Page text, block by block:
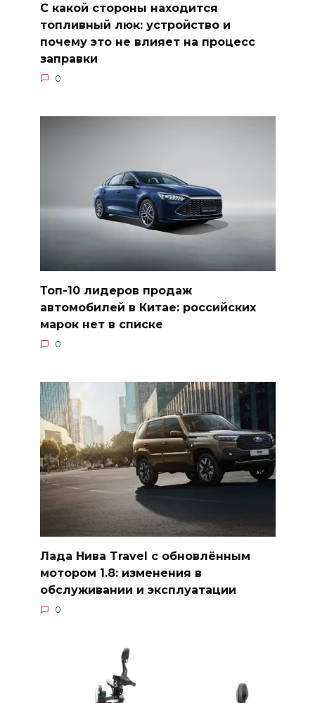
С какой стороны находится
топливный люк: устройство и
почему это не влияет на процесс
заправки
0
Топ-10 лидеров продаж
автомобилей в Китае: российских
марок нет в списке
0
Лада Нива Travel с обновлённым
мотором 1.8: изменения в
обслуживании и эксплуатации
0